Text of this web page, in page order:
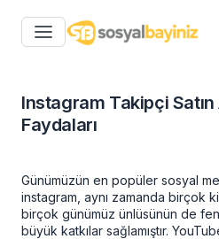
Instagram Takipçi Satın
Faydaları
Günümüzün en popüler sosyal
instagram, aynı zamanda birçok
birçok günümüz ünlüsünün de
büyük katkılar sağlamıştır.